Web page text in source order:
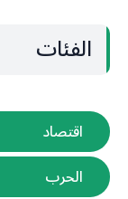
الفئات
اقتصاد
الحرب